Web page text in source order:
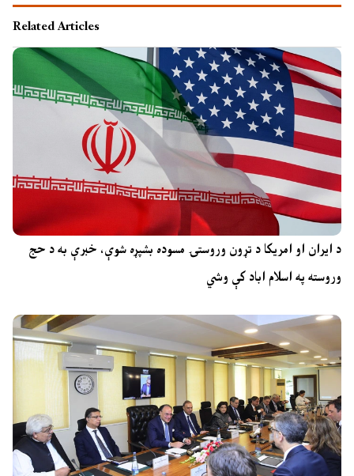
Related Articles
د ایران او امریکا د تړون وروستۍ مسوده بشپړه شوې، خبرې به د حج
وروسته په اسلام اباد کې وشي